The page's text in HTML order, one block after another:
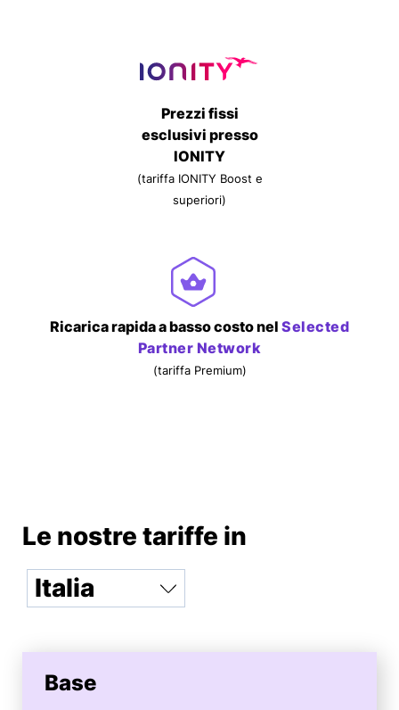
Prezzi fissi
esclusivi presso
IONITY
(tariffa IONITY Boost e
superiori)
Ricarica rapida a basso costo nel Selected
Partner Network
(tariffa Premium)
Le nostre tariffe in
Base